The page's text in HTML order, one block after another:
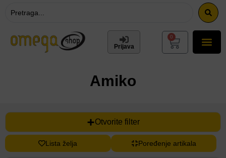
Prijava
0
Amiko
Otvorite filter
Lista želja Poređenje artikala